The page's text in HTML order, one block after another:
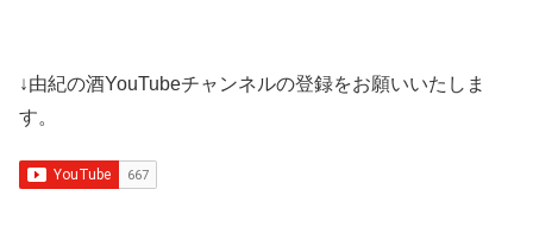
↓由紀の酒YouTubeチャンネルの登録をお願いいたしま
す。